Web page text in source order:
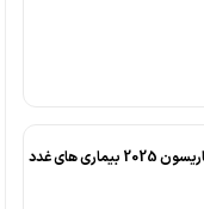
اصول طب داخلی هاریسون 2025 بیماری های غدد